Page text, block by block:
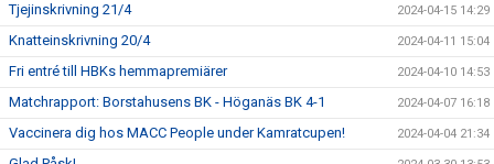
Tjejinskrivning 21/4 2024-04-15 14:29
Knatteinskrivning 20/4 2024-04-11 15:04
Fri entré till HBKs hemmapremiärer 2024-04-10 14:53
Matchrapport: Borstahusens BK - Höganäs BK 4-1 2024-04-07 16:18
Vaccinera dig hos MACC People under Kamratcupen! 2024-04-04 21:34